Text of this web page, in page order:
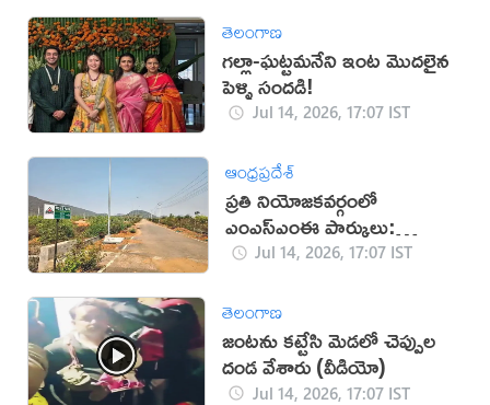
తెలంగాణ
గల్లా-ఘట్టమనేని ఇంట మొదలైన
పెళ్ళి సందడి!
Jul 14, 2026, 17:07 IST
ఆంధ్రప్రదేశ్
ప్రతి నియోజకవర్గంలో
ఎంఎస్‌ఎంఈ పార్కులు:
ఎమ్మెల్యేలకు అధికారం
Jul 14, 2026, 17:07 IST
తెలంగాణ
జంటను కట్టేసి మెడలో చెప్పుల
దండ వేశారు (వీడియో)
Jul 14, 2026, 17:07 IST